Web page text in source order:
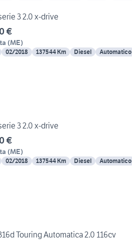
3 2.0 x-drive
€
(ME)
02/2018 137544 Km Diesel Automatico
3 2.0 x-drive
€
(ME)
02/2018 137544 Km Diesel Automatico
Touring Automatica 2.0 116cv